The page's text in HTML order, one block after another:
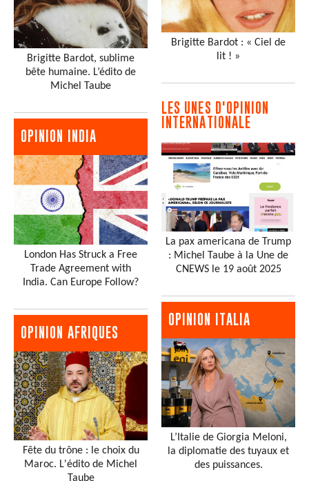
Brigitte Bardot, sublime
bête humaine. L’édito de
Michel Taube
OPINION INDIA
London Has Struck a Free
Trade Agreement with
India. Can Europe Follow?
OPINION AFRIQUES
Fête du trône : le choix du
Maroc. L'édito de Michel
Taube
Brigitte Bardot : « Ciel de
lit ! »
LES UNES D'OPINION
INTERNATIONALE
La pax americana de Trump
: Michel Taube à la Une de
CNEWS le 19 août 2025
OPINION ITALIA
L’Italie de Giorgia Meloni,
la diplomatie des tuyaux et
des puissances.